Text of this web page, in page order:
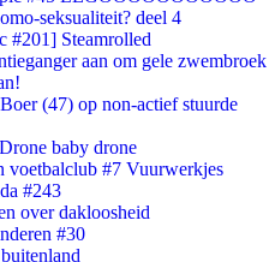
seksualiteit? deel 4
#201] Steamrolled
aan om gele zwembroek
(47) op non-actief stuurde
baby drone
voetbalclub #7 Vuurwerkjes
#243
over dakloosheid
#30